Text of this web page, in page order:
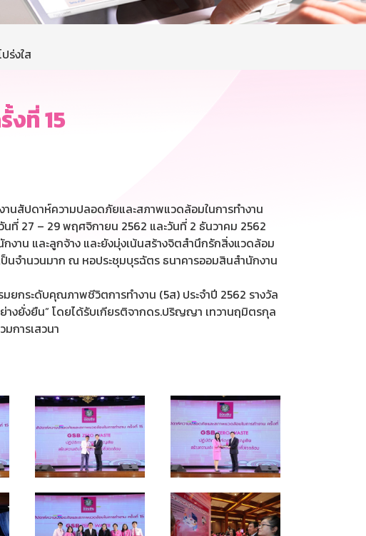
ร่งใส
ที่ 15
นสัปดาห์ความปลอดภัยและสภาพแวดล้อมในการทำงาน
นที่ 27 – 29 พฤศจิกายน 2562 และวันที่ 2 ธันวาคม 2562
าน และลูกจ้าง และยังมุ่งเน้นสร้างจิตสำนึกรักสิ่งแวดล้อม
นจำนวนมาก ณ หอประชุมบุรฉัตร ธนาคารออมสินสำนักงาน
ยกระดับคุณภาพชีวิตการทำงาน (5ส) ประจำปี 2562 รางวัล
างยั่งยืน” โดยได้รับเกียรติจากดร.ปริญญา เทวานฤมิตรกุล
การเสวนา